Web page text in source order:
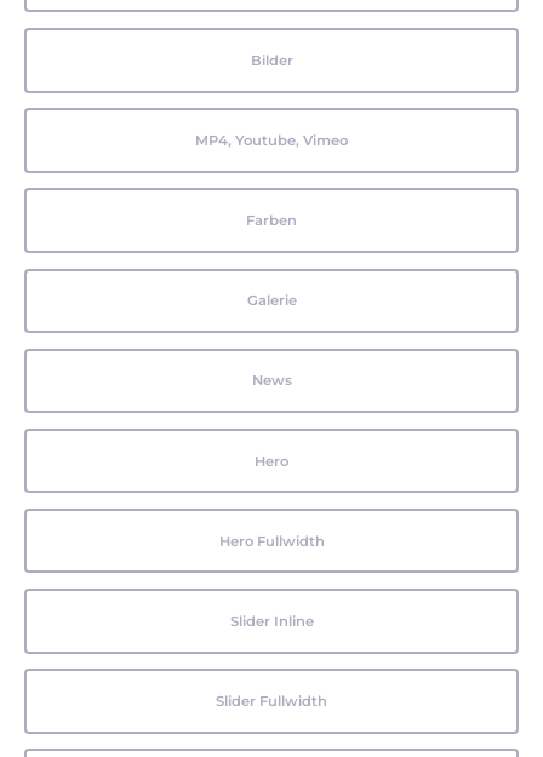
Bilder
MP4, Youtube, Vimeo
Farben
Galerie
News
Hero
Hero Fullwidth
Slider Inline
Slider Fullwidth